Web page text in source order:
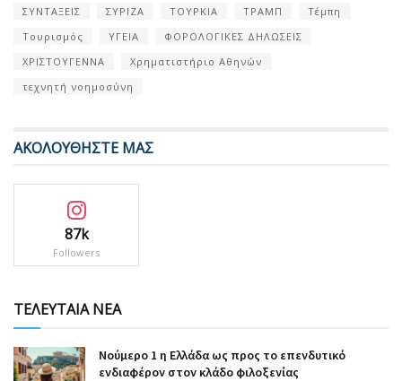
ΣΥΝΤΑΞΕΙΣ
ΣΥΡΙΖΑ ΤΟΥΡΚΙΑ ΤΡΑΜΠ
Τέμπη
Τουρισμός
ΥΓΕΙΑ
ΦΟΡΟΛΟΓΙΚΕΣ ΔΗΛΩΣΕΙΣ
ΧΡΙΣΤΟΥΓΕΝΝΑ
Χρηματιστήριο Αθηνών
τεχνητή νοημοσύνη
ΑΚΟΛΟΥΘΗΣΤΕ ΜΑΣ
87k
Followers
ΤΕΛΕΥΤΑΙΑ ΝΕΑ
Nούμερο 1 η Ελλάδα ως προς το επενδυτικό
ενδιαφέρον στον κλάδο φιλοξενίας